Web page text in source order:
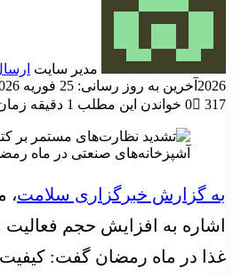
مدیر سایت
2026 آخرین به روز رسانی: 25 فوریه 2026
0
317 خواندن این مطلب 1 دقیقه زمان میبرد
به گزارش خبرگزاری سلامت،
اشاره به افزایش حجم فعالیت
غذا در ماه رمضان گفت: کیفیت